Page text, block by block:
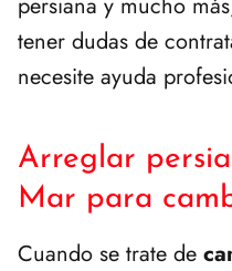
tener dudas de
necesite ayuda
Arreglar
Mar para
Cuando se trate de